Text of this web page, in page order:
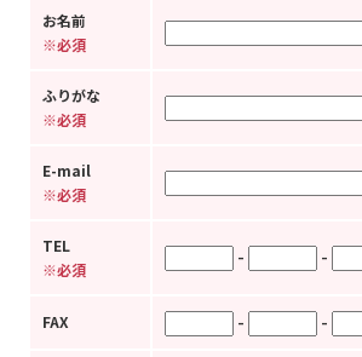
お名前
※必須
ふりがな
※必須
E-mail
※必須
TEL
※必須
- -
FAX - -